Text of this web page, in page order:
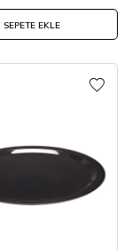
SEPETE EKLE